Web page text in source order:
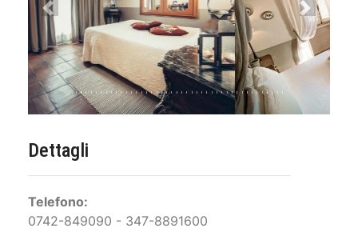
Previous Next
Dettagli
Telefono:
0742-849090 - 347-8891600